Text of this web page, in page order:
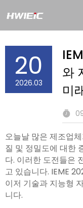
20
2026.03
와
미
오늘날 많은 제조업
질 및 정밀도에 대한
다. 이러한 도전들은
고 있습니다. IEME
이저 기술과 지능형
니다.